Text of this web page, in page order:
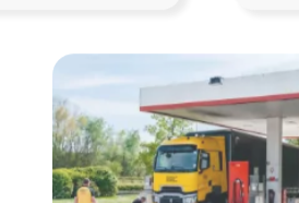
Carduri de
Servicii
Fă plinul peste tot în Croația la
mai bun preț!